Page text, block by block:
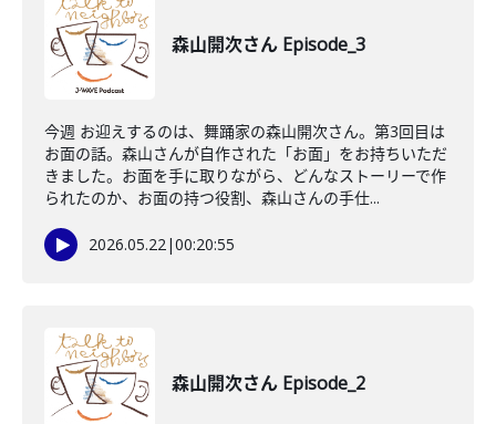
森山開次さん Episode_3
今週 お迎えするのは、舞踊家の森山開次さん。第3回目は
お面の話。森山さんが自作された「お面」をお持ちいただ
きました。お面を手に取りながら、どんなストーリーで作
られたのか、お面の持つ役割、森山さんの手仕...
2026.05.22|00:20:55
森山開次さん Episode_2